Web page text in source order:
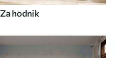
Za hodnik